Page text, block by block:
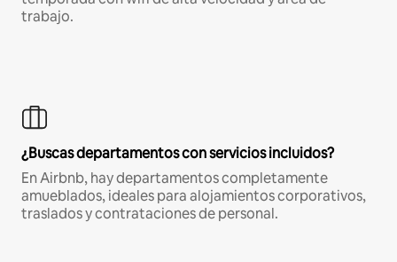
trabajo.
¿Buscas departamentos con servicios incluidos?
En Airbnb, hay departamentos completamente
amueblados, ideales para alojamientos corporativos,
traslados y contrataciones de personal.